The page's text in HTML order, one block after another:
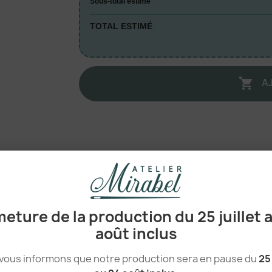
de la production du 25 juillet
août inclus
informons que notre production sera en pause du
TOTAL ESTIMÉ

100% Polyuréthanne
Polyuréthanne PU
no_label